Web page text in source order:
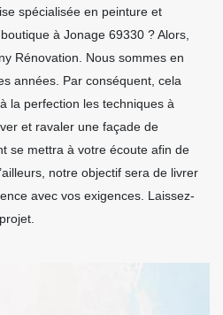
spécialisée en peinture et
à Jonage 69330 ? Alors,
Rénovation. Nous sommes en
années. Par conséquent, cela
la perfection les techniques à
et ravaler une façade de
se mettra à votre écoute afin de
notre objectif sera de livrer
avec vos exigences. Laissez-